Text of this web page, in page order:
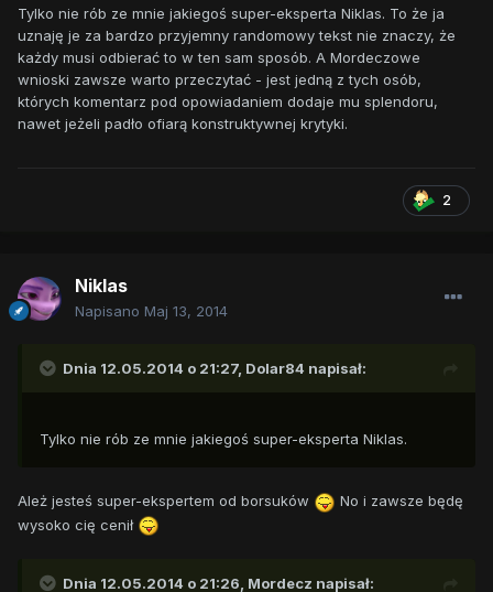
Tylko nie rób ze mnie jakiegoś super-eksperta Niklas. To że ja
uznaję je za bardzo przyjemny randomowy tekst nie znaczy, że
każdy musi odbierać to w ten sam sposób. A Mordeczowe
wnioski zawsze warto przeczytać - jest jedną z tych osób,
których komentarz pod opowiadaniem dodaje mu splendoru,
nawet jeżeli padło ofiarą konstruktywnej krytyki.
2
Niklas
Napisano Maj 13, 2014
Dnia 12.05.2014 o 21:27, Dolar84 napisał:
Tylko nie rób ze mnie jakiegoś super-eksperta Niklas.
Ależ jesteś super-ekspertem od borsuków
No i zawsze będę
wysoko cię cenił
Dnia 12.05.2014 o 21:26, Mordecz napisał: